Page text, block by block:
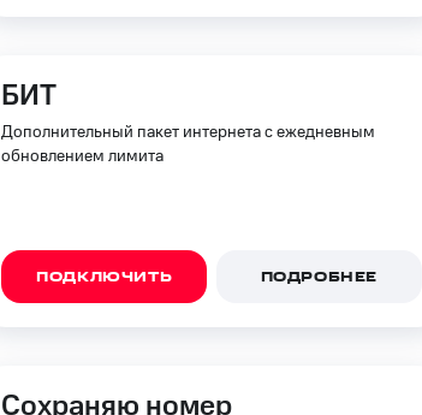
БИТ
Дополнительный пакет интернета с ежедневным
обновлением лимита
ПОДКЛЮЧИТЬ ПОДРОБНЕЕ
Сохраняю номер